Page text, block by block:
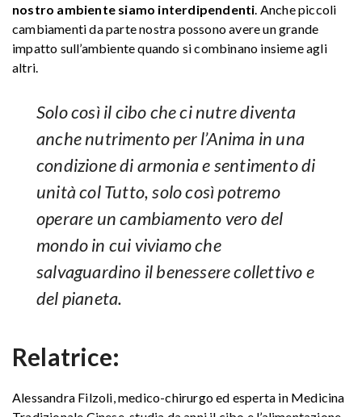
nostro ambiente siamo interdipendenti . Anche piccoli
cambiamenti da parte nostra possono avere un grande
impatto sull’ambiente quando si combinano insieme agli
altri.
Solo così il cibo che ci nutre diventa
anche nutrimento per l’Anima in una
condizione di armonia e sentimento di
unità col Tutto, solo così potremo
operare un cambiamento vero del
mondo in cui viviamo che
salvaguardino il benessere collettivo e
del pianeta.
Relatrice:
Alessandra Filzoli, medico-chirurgo ed esperta in Medicina